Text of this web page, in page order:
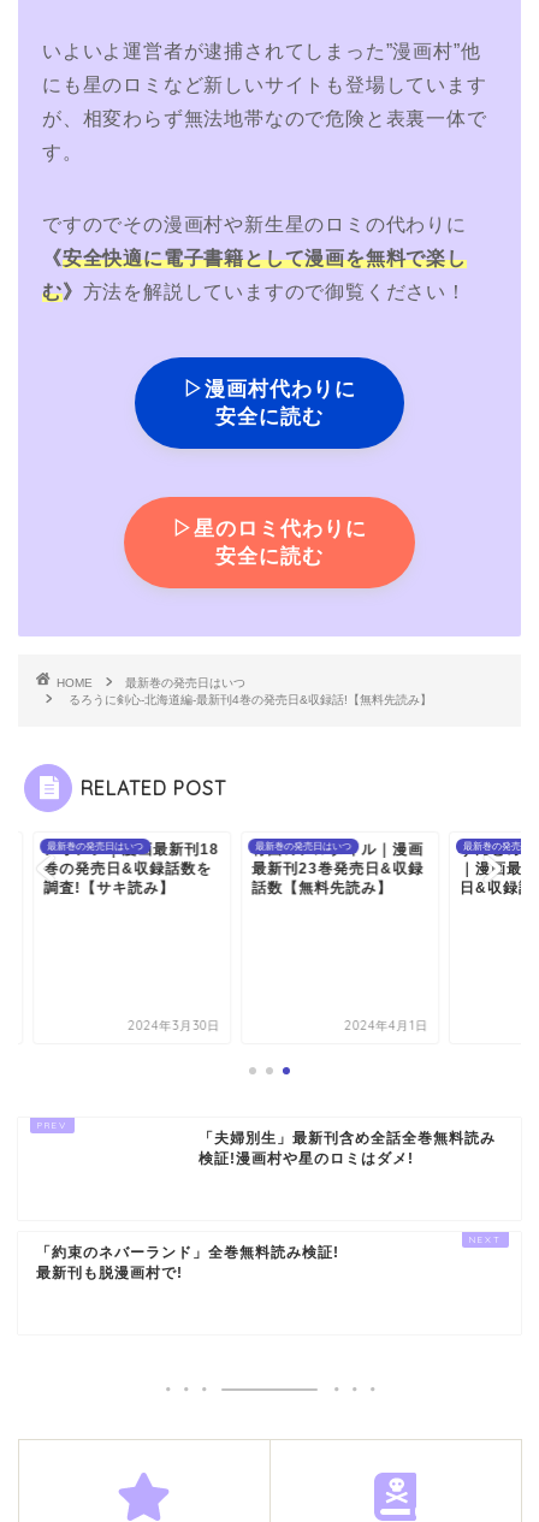
いよいよ運営者が逮捕されてしまった”漫画村”他
にも星のロミなど新しいサイトも登場しています
が、相変わらず無法地帯なので危険と表裏一体で
す。
ですのでその漫画村や新生星のロミの代わりに
《安全快適に電子書籍として漫画を無料で楽し
む》 方法を解説していますので御覧ください！
▷漫画村代わりに
安全に読む
▷星のロミ代わりに
安全に読む
HOME
最新巻の発売日はいつ
るろうに剣心-北海道編-最新刊4巻の発売日&収録話!【無料先読み】
RELATED POST
の発売日はいつ
アシ｜漫画最新刊18
発売日&収録話数を
!【サキ読み】
2024年3月30日
最新巻の発売日はいつ
将国のアルタイル｜漫画
最新刊23巻発売日&収録
話数【無料先読み】
2024年4月1日
最新巻の発売日はいつ
すんどめミルキーウ
｜漫画最新刊8巻の
日&収録話数を調査!
「夫婦別生」最新刊含め全話全巻無料読み
検証!漫画村や星のロミはダメ!
「約束のネバーランド」全巻無料読み検証!
最新刊も脱漫画村で!